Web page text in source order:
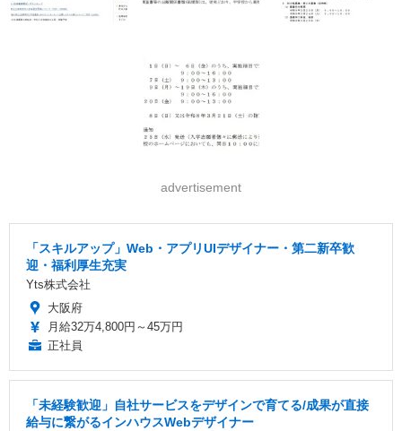
advertisement
「スキルアップ」Web・アプリUIデザイナー・第二新卒歓
迎・福利厚生充実
Yts株式会社
大阪府
月給32万4,800円～45万円
正社員
「未経験歓迎」自社サービスをデザインで育てる/成果が直接
給与に繋がるインハウスWebデザイナー